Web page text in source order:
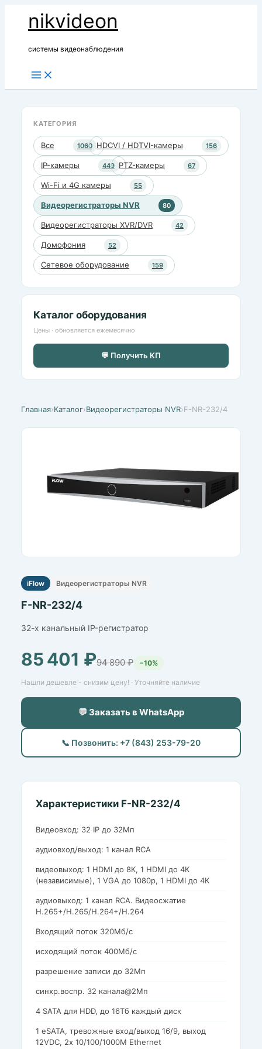
nikvideon
системы видеонаблюдения
КАТЕГОРИЯ
Все 1060 HDCVI / HDTVI-камеры 156
IP-камеры 449 PTZ-камеры 67
Wi-Fi и 4G камеры 55
Видеорегистраторы NVR 80
Видеорегистраторы XVR/DVR 42
Домофония 52
Сетевое оборудование 159
Каталог оборудования
Цены · обновляется ежемесячно
💬 Получить КП
Главная›Каталог›Видеорегистраторы NVR›F-NR-232/4
iFlow Видеорегистраторы NVR
F-NR-232/4
32-х канальный IP-регистратор
85 401 ₽94 890 ₽ −10%
Нашли дешевле - снизим цену! · Уточняйте наличие
💬 Заказать в WhatsApp
📞 Позвонить: +7 (843) 253-79-20
Характеристики F-NR-232/4
Видеовход: 32 IP до 32Мп
аудиовход/выход: 1 канал RCA
видеовыход: 1 HDMI до 8К, 1 HDMI до 4К
(независимые), 1 VGA до 1080p, 1 HDMI до 4К
аудиовыход: 1 канал RCA. Видеосжатие
H.265+/H.265/H.264+/H.264
Входящий поток 320Мб/с
исходящий поток 400Мб/с
разрешение записи до 32Мп
синхр.воспр. 32 канала@2Мп
4 SATA для HDD, до 16Тб каждый диск
1 eSATA, тревожные вход/выход 16/9, выход
12VDC, 2х 10/100/1000M Ethernet